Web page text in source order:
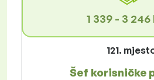
1 339 - 3 246
121.
Šef korisničke